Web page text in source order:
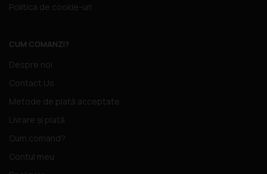
Politica de cookie-uri
CUM COMANZI?
Despre noi
Contact Us
Metode de plată acceptate
Livrare și plată
Cum comand?
Contul meu